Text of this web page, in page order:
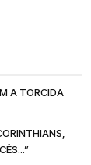
A TORCIDA